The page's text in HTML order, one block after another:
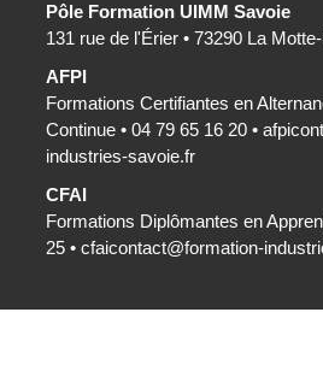
Pôle Formation UIMM Savoie
131 rue de l'Érier • 73290 La
AFPI
Formations Certifiantes en
Continue • 04 79 65 16 20 •
industries-savoie.fr
CFAI
Formations Diplômantes en
25 • cfaicontact@formation-